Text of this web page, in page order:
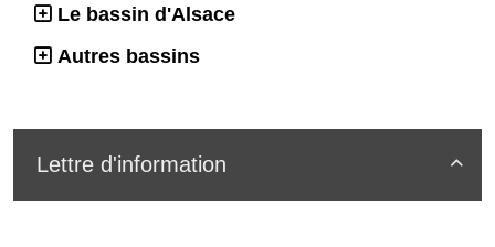
Le bassin d'Alsace
Autres bassins

Lettre d'information